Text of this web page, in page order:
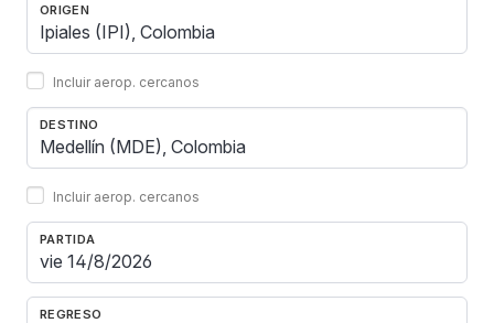
ORIGEN
Incluir aerop. cercanos
DESTINO
Incluir aerop. cercanos
PARTIDA
REGRESO